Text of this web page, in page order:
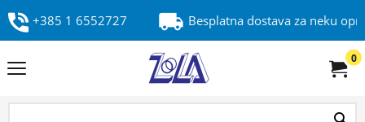
+385 1 6552727 Besplatna dostava za neku
0